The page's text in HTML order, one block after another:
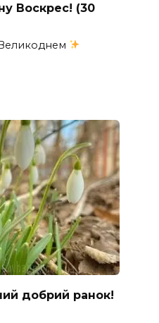
Воскрес! (30
Великоднем
добрий ранок!